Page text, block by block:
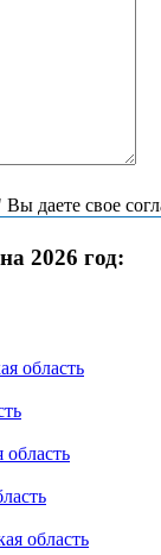
даете свое
2026 год:
область
область